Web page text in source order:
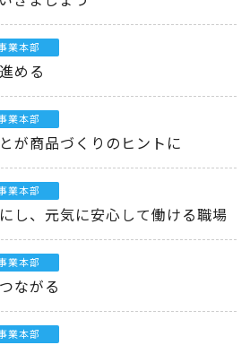
業本部
める
業本部
が商品づくりのヒントに
業本部
し、元気に安心して働ける職場
業本部
ながる
業本部